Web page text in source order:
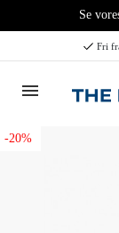
Se
Fri
-20%